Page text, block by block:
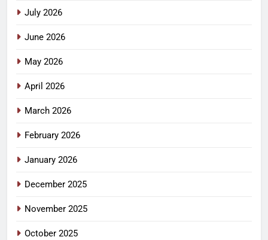
July 2026
June 2026
May 2026
April 2026
March 2026
February 2026
January 2026
December 2025
November 2025
October 2025